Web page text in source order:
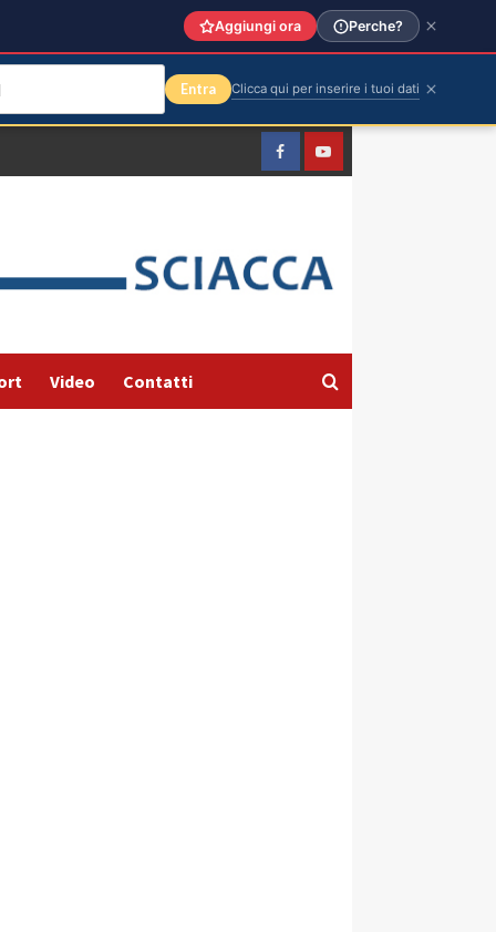
FacebookYountube
Video Contatti
Aggiungi ora Perche?
Entra Clicca qui per inserire i tuoi dati